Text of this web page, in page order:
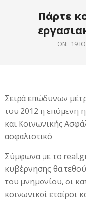
Πάρτε
ON: 19
Σειρά επώδυνων
του 2012 η επόμενη
και Κοινωνικής
ασφαλιστικό
Σύμφωνα με το
κυβέρνησης θα
του μνημονίου, οι
κοινωνικοί εταίροι